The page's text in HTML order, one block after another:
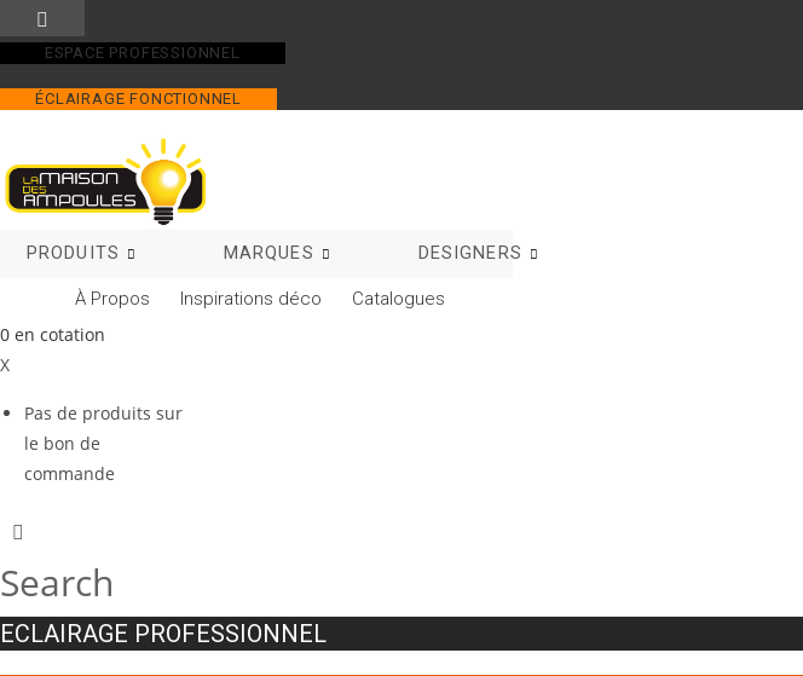
to
ESPACE PROFESSIONNEL
ÉCLAIRAGE FONCTIONNEL
PRODUITS MARQUES DESIGNERS
À Propos Inspirations déco Catalogues
0 en cotation
X
Pas de produits sur
le bon de
commande
Search
ECLAIRAGE PROFESSIONNEL